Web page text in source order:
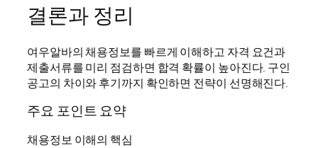
결론과 정리
여우알바의 채용정보를 빠르게 이해하고 자격 요건과
제출서류를 미리 점검하면 합격 확률이 높아진다. 구인
공고의 차이와 후기까지 확인하면 전략이 선명해진다.
주요 포인트 요약
채용정보 이해의 핵심